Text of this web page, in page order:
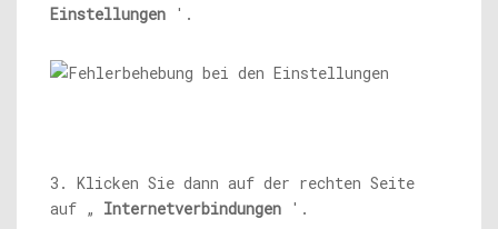
Einstellungen '.
3. Klicken Sie dann auf der rechten Seite
auf „ Internetverbindungen '.